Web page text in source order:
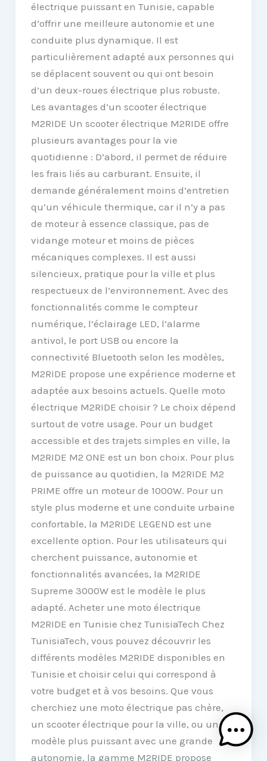
électrique puissant en Tunisie, capable
d’offrir une meilleure autonomie et une
conduite plus dynamique. Il est
particulièrement adapté aux personnes qui
se déplacent souvent ou qui ont besoin
d’un deux-roues électrique plus robuste.
Les avantages d’un scooter électrique
M2RIDE Un scooter électrique M2RIDE offre
plusieurs avantages pour la vie
quotidienne : D’abord, il permet de réduire
les frais liés au carburant. Ensuite, il
demande généralement moins d’entretien
qu’un véhicule thermique, car il n’y a pas
de moteur à essence classique, pas de
vidange moteur et moins de pièces
mécaniques complexes. Il est aussi
silencieux, pratique pour la ville et plus
respectueux de l’environnement. Avec des
fonctionnalités comme le compteur
numérique, l’éclairage LED, l’alarme
antivol, le port USB ou encore la
connectivité Bluetooth selon les modèles,
M2RIDE propose une expérience moderne et
adaptée aux besoins actuels. Quelle moto
électrique M2RIDE choisir ? Le choix dépend
surtout de votre usage. Pour un budget
accessible et des trajets simples en ville, la
M2RIDE M2 ONE est un bon choix. Pour plus
de puissance au quotidien, la M2RIDE M2
PRIME offre un moteur de 1000W. Pour un
style plus moderne et une conduite urbaine
confortable, la M2RIDE LEGEND est une
excellente option. Pour les utilisateurs qui
cherchent puissance, autonomie et
fonctionnalités avancées, la M2RIDE
Supreme 3000W est le modèle le plus
adapté. Acheter une moto électrique
M2RIDE en Tunisie chez TunisiaTech Chez
TunisiaTech, vous pouvez découvrir les
différents modèles M2RIDE disponibles en
Tunisie et choisir celui qui correspond à
votre budget et à vos besoins. Que vous
cherchiez une moto électrique pas chère,
un scooter électrique pour la ville, ou un
modèle plus puissant avec une grande
autonomie, la gamme M2RIDE propose